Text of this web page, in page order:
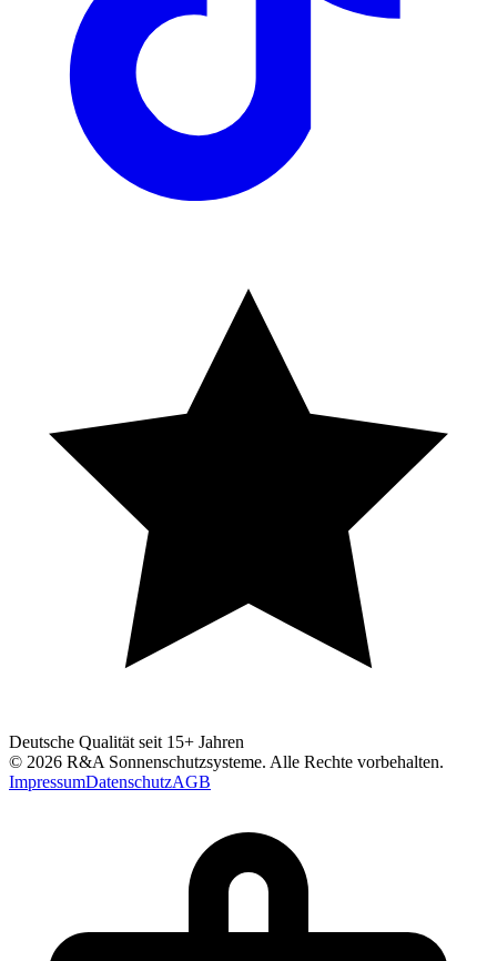
Deutsche Qualität seit 15+ Jahren
© 2026 R&A Sonnenschutzsysteme. Alle Rechte vorbehalten.
ImpressumDatenschutzAGB